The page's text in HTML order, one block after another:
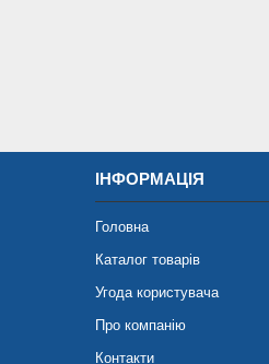
ІНФОРМАЦІЯ
Головна
Каталог товарів
Угода користувача
Про компанію
Контакти